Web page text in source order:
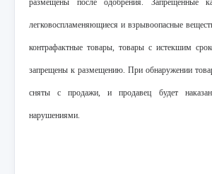
размещены после одобрения. Запрещенные
легковоспламеняющиеся и взрывоопасные
контрафактные товары, товары с истекшим
запрещены к размещению. При обнаружении
сняты с продажи, и продавец будет
нарушениями.